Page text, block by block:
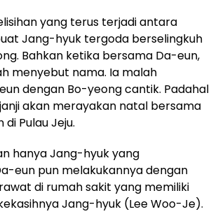
yang terus terjadi antara
Jang-hyuk tergoda berselingkuh
Bahkan ketika bersama Da-eun,
menyebut nama. Ia malah
dengan Bo-yeong cantik. Padahal
akan merayakan natal bersama
Pulau Jeju.
hanya Jang-hyuk yang
eun pun melakukannya dengan
di rumah sakit yang memiliki
Jang-hyuk (Lee Woo-Je).